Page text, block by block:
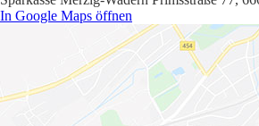
In Google Maps öffnen